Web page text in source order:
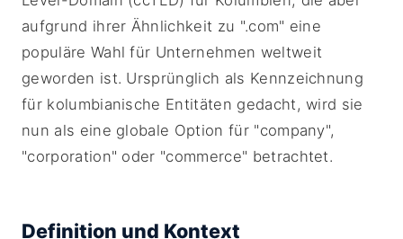
aufgrund ihrer Ähnlichkeit zu ".com" eine
populäre Wahl für Unternehmen weltweit
geworden ist. Ursprünglich als Kennzeichnung
für kolumbianische Entitäten gedacht, wird sie
nun als eine globale Option für "company",
"corporation" oder "commerce" betrachtet.
Definition und Kontext